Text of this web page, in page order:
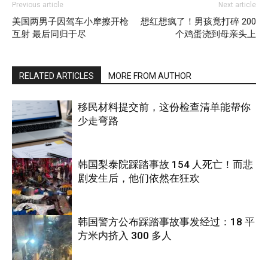
Previous article
美国两男子因驾车小摩擦开枪
互射 最后同归于尽
Next article
想红想疯了！男孩竟打碎 200
个鸡蛋浇到母亲头上
RELATED ARTICLES MORE FROM AUTHOR
国际
移民材料提交前，这份检查清单能帮你
少走弯路
国际
韩国梨泰院踩踏事故 154 人死亡！而悲
剧发生后，他们依然在狂欢
韩国警方公布踩踏事故事发经过：18 平
方米内挤入 300 多人